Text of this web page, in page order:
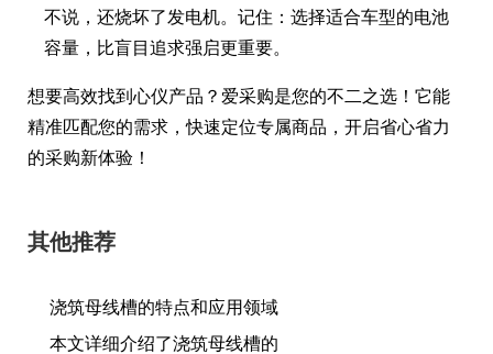
不说，还烧坏了发电机。记住：选择适合车型的电池
容量，比盲目追求强启更重要。
想要高效找到心仪产品？爱采购是您的不二之选！它能
精准匹配您的需求，快速定位专属商品，开启省心省力
的采购新体验！
其他推荐
浇筑母线槽的特点和应用领域
本文详细介绍了浇筑母线槽的